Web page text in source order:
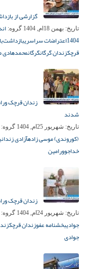
گزارشی از بازداشت ۳ شهروند در
تاریخ: بهمن 18ام, 1404 گروه:
1404اعتراضات سراسریبازداشت‌
قرچکزندان گرگانگرگانمحمدهادی
زندان قرچک
شدند
تاریخ: شهریور 25ام, 1404 گروه:
(کوروندی) موسی زادهآزادی
خداجوورامین
زندان قرچک
تاریخ: شهریور 24ام, 1404 گروه:
جوادیبخشنامه عفوزندان قرچک
جوادی